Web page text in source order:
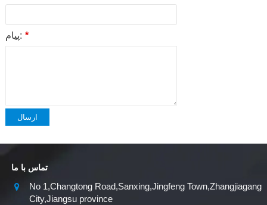
پیام: *
ارسال
تماس با ما
No 1,Changtong Road,Sanxing,Jingfeng Town,Zhangjiagang
City,Jiangsu province